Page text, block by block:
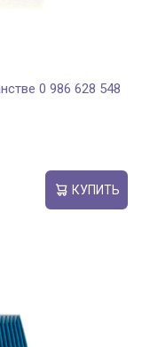
0 986 628 548
КУПИТЬ